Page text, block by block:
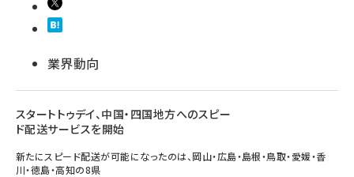
業界動向
スタートトゥデイ、中国・四国地方へのスピー
ド配送サービスを開始
新たにスピード配送が可能になったのは、岡山・広島・島根・鳥取・愛媛・香
川・徳島・高知の8県